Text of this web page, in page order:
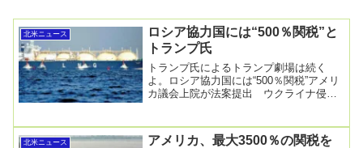
北米ニュース
ロシア協力国には“500％関税”と
トランプ氏
トランプ氏によるトランプ劇場は続く
よ。ロシア協力国には“500％関税”アメリ
カ議会上院が法案提出 ウクライナ侵攻
北米ニュース
アメリカ、最大3500％の関税を